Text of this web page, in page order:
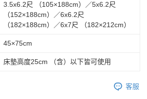
3.5x6.2尺 （105×188cm）／5x6.2尺
（152×188cm）／6x6.2尺
（182×188cm）／6x7尺 （182×212cm）
45×75cm
床墊高度25cm （含）以下皆可使用
客服